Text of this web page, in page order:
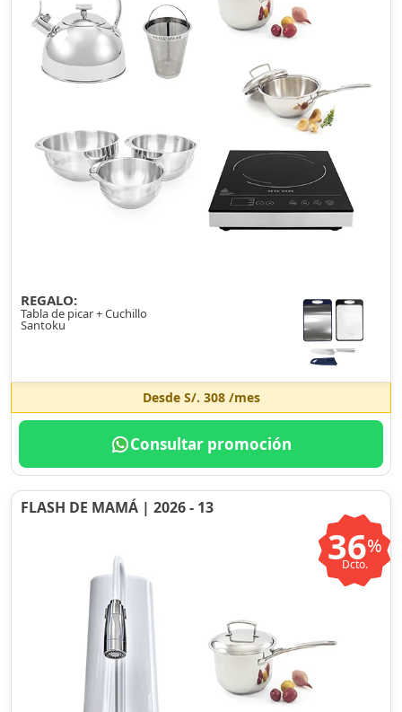
REGALO:
Tabla de picar + Cuchillo
Santoku
Desde S/. 308/mes
Consultar promoción
FLASH DE MAMÁ | 2026 - 13
36%
Dcto.